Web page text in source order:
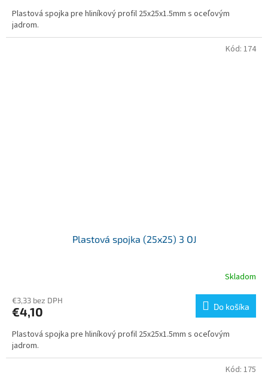
Plastová spojka pre hliníkový profil 25x25x1.5mm s oceľovým
jadrom.
Plastová spojka (25x25) 3 OJ
Skladom
€3,33 bez DPH
€4,10 Do košíka
Plastová spojka pre hliníkový profil 25x25x1.5mm s oceľovým
jadrom.
Kód: 174
Kód: 175